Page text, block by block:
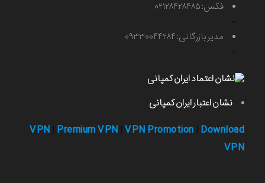
فکس: ۰۲۱۲۸۴۲۸۴۸۵
مدیر بازرگانی: ۰۹۳۳۰۰۴۴۲۸۴
نشان اعتبار ایران کمپانی
VPN Premium VPN VPN Promotion Download
VPN